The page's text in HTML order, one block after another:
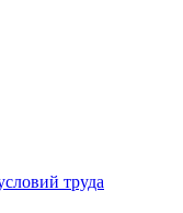
труда